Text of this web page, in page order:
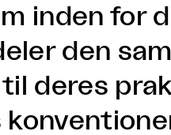
inden for
den
deres